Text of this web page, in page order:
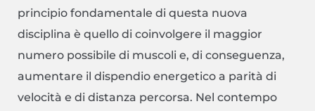
principio fondamentale di questa nuova
disciplina è quello di coinvolgere il maggior
numero possibile di muscoli e, di conseguenza,
aumentare il dispendio energetico a parità di
velocità e di distanza percorsa. Nel contempo